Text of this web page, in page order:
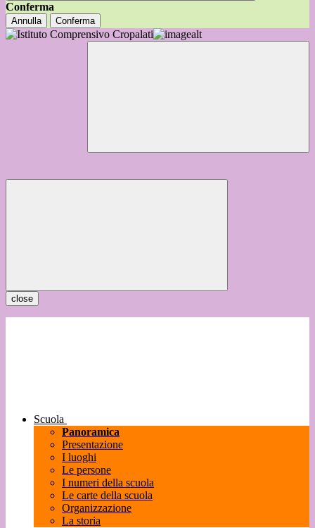
Conferma
Annulla Conferma
close
Scuola
Panoramica
Presentazione
I luoghi
Le persone
I numeri della scuola
Le carte della scuola
Organizzazione
La storia